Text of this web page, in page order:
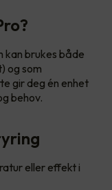
kan brukes både
og som
gir deg én enhet
behov.
eller effekt i